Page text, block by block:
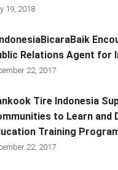
19, 2018
Relations Agent for
22, 2017
Tire Indonesia
to Learn and
Training
22, 2017